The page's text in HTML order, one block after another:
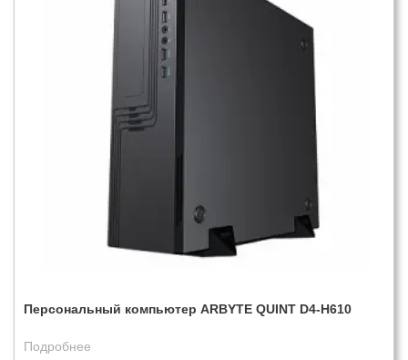
Персональный компьютер ARBYTE QUINT D4-H610
Подробнее